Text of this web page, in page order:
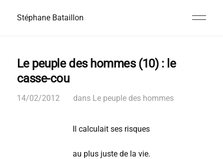
Stéphane Bataillon
Le peuple des hommes (10) : le
casse-cou
14/02/2012 dans Le peuple des hommes
Il calculait ses risques
au plus juste de la vie.